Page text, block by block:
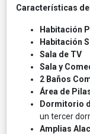
Características
Habitación
Habitación
Sala de TV
Sala y
2 Baños
Área de
Dormitorio
un tercer
Amplias